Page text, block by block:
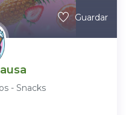
Guardar
- Snacks